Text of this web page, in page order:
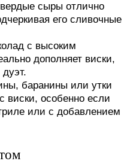
сыры отлично
его сливочные
с высоким
дополняет виски,
баранины или утки
виски, особенно если
или с добавлением